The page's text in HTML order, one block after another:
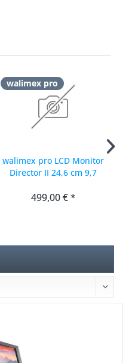
walimex pro
walimex pro LCD Monitor
Director II 24,6 cm 9,7
499,00 € *